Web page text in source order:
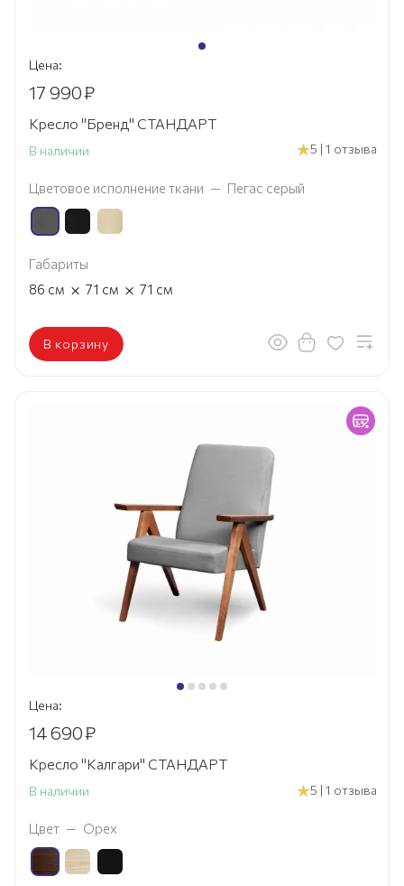
Цена:
17 990₽
Кресло "Бренд" СТАНДАРТ
В наличии 5 | 1 отзыва
Цветовое исполнение ткани — Пегас серый
Габариты
86 см × 71 см × 71 см
В корзину
Цена:
14 690₽
Кресло "Калгари" СТАНДАРТ
В наличии 5 | 1 отзыва
Цвет — Орех